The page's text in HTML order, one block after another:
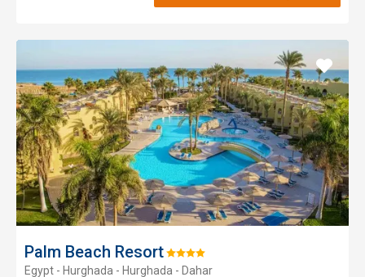
Palm Beach ResortHodnotenie:
4/5
Egypt - Hurghada - Hurghada - Dahar
Pridať
do